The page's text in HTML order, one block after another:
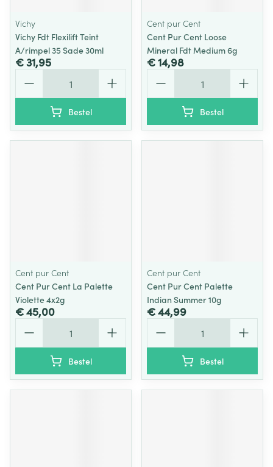
Vichy
Vichy Fdt Flexilift Teint
A/rimpel 35 Sade 30ml
€ 31,95
Bestel
Cent pur Cent
Cent Pur Cent Loose
Mineral Fdt Medium 6g
€ 14,98
Bestel
Cent pur Cent
Cent Pur Cent La Palette
Violette 4x2g
€ 45,00
Bestel
Cent pur Cent
Cent Pur Cent Palette
Indian Summer 10g
€ 44,99
Bestel